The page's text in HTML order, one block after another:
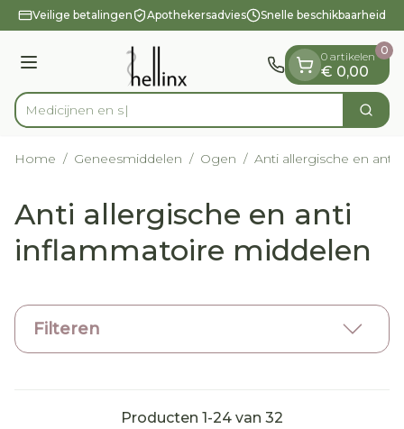
Ga naar de inhoud
1 van 1
Veilige betalingen Apothekersadvies Snelle beschikbaarheid
Menu
Product, merk, categorie... Zoek
0 artikelen
€ 0,00
0
Home / Geneesmiddelen / Ogen / Anti allergische en
Anti allergische en anti
inflammatoire middelen
Filteren
Producten 1-24 van 32